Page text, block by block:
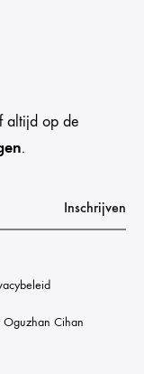
altijd op de
.
Oguzhan Cihan